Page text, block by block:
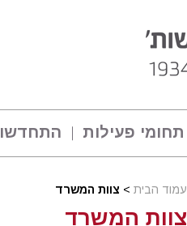
תחומי פעילות
עמוד הבית > צוות המשרד
צוות המשרד